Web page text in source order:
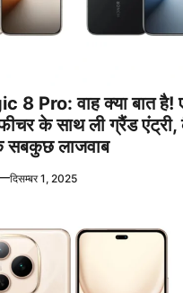
8 Pro: वाह क्या बात है!
के साथ ली ग्रैंड
सबकुछ लाजवाब
दिसम्बर 1, 2025